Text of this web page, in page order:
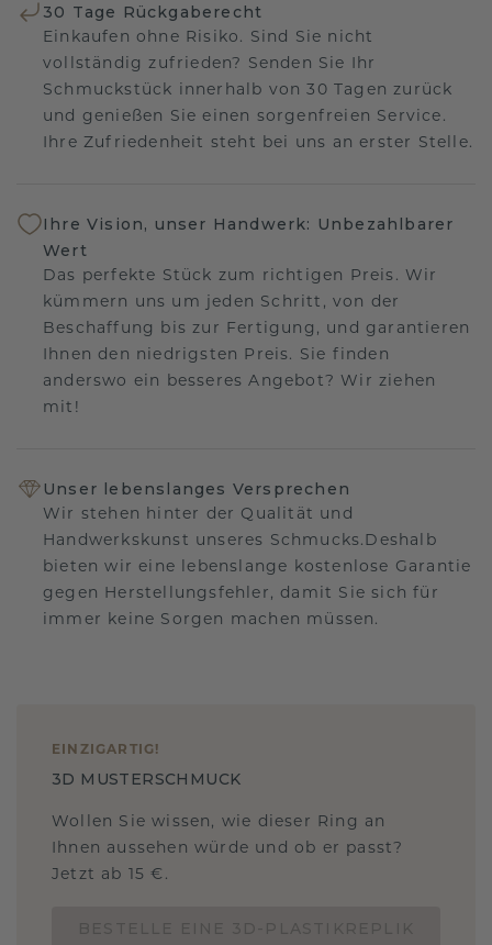
30 Tage Rückgaberecht
Einkaufen ohne Risiko. Sind Sie nicht
vollständig zufrieden? Senden Sie Ihr
Schmuckstück innerhalb von 30 Tagen zurück
und genießen Sie einen sorgenfreien Service.
Ihre Zufriedenheit steht bei uns an erster Stelle.
Ihre Vision, unser Handwerk: Unbezahlbarer
Wert
Das perfekte Stück zum richtigen Preis. Wir
kümmern uns um jeden Schritt, von der
Beschaffung bis zur Fertigung, und garantieren
Ihnen den niedrigsten Preis. Sie finden
anderswo ein besseres Angebot? Wir ziehen
mit!
Unser lebenslanges Versprechen
Wir stehen hinter der Qualität und
Handwerkskunst unseres Schmucks.Deshalb
bieten wir eine lebenslange kostenlose Garantie
gegen Herstellungsfehler, damit Sie sich für
immer keine Sorgen machen müssen.
EINZIGARTIG !
3D MUSTERSCHMUCK
Wollen Sie wissen, wie dieser Ring an
Ihnen aussehen würde und ob er passt?
Jetzt ab 15 €.